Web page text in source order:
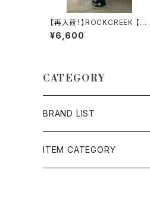
【再入荷！】ROCKCREEK 【R
C】ロゴ ナイロンイージーショ
ーツ BLACK ロッククリーク
¥6,600
CATEGORY
BRAND LIST
AMERICAN NEEDLE
ITEM CATEGORY